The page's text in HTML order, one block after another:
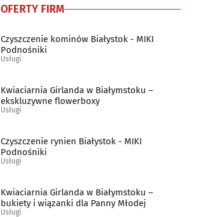
OFERTY FIRM
Czyszczenie kominów Białystok - MIKI
Podnośniki
Usługi
Kwiaciarnia Girlanda w Białymstoku –
ekskluzywne flowerboxy
Usługi
Czyszczenie rynien Białystok - MIKI
Podnośniki
Usługi
Kwiaciarnia Girlanda w Białymstoku –
bukiety i wiązanki dla Panny Młodej
Usługi